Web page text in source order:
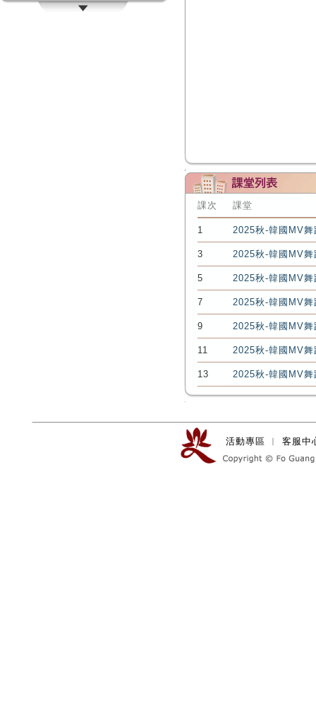
課次 課堂
1 2025秋-韓國MV舞
3 2025秋-韓國MV舞
5 2025秋-韓國MV舞
7 2025秋-韓國MV舞
9 2025秋-韓國MV舞
11 2025秋-韓國MV舞
13 2025秋-韓國MV舞
活動專區 ︱ 客服中